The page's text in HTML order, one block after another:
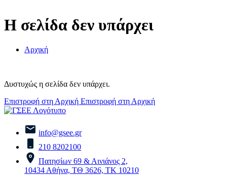
Η σελίδα δεν υπάρχει
Αρχική
Δυστυχώς η σελίδα δεν υπάρχει.
Επιστροφή στη Αρχική Επιστροφή στη Αρχική
info@gsee.gr
210 8202100
Πατησίων 69 & Αινιάνος 2,
10434 Αθήνα, ΤΘ 3626, ΤΚ 10210